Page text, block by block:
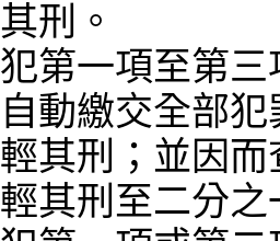
其刑。
犯第一項至第
自動繳交全部
輕其刑；並因
輕其刑至二分之